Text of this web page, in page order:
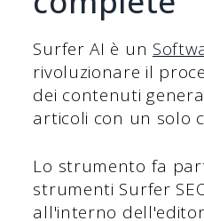
Surfer AI è un
rivoluzionare il
dei contenuti
articoli con un solo
Lo strumento fa
strumenti Surfer
all'interno